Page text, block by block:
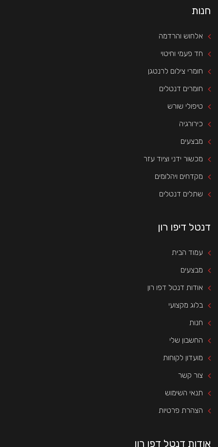
חנות
אלחוש והרדמה
חד פעמי וחיטוי
חומרי צילום לרנטגן
חומרים דנטלים
טיפולי שורש
כירורגיה
מבצעים
מכשור ידני וציוד עזר
מקדחים ויהלומים
שתלים דנטלים
דנטל דיפו רון
עמוד הבית
מבצעים
אודות דנטל דפו רון
בלוג מקצועי
חנות
החשבון שלי
מועדון לקוחות
צור קשר
תנאי השימוש
הצהרת פרטיות
אודות דנטל דפו רון